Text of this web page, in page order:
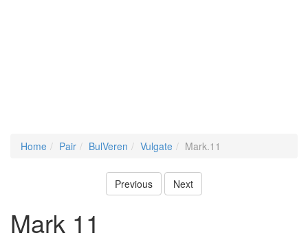
Home Pair BulVeren Vulgate Mark.11
Previous Next
Mark 11